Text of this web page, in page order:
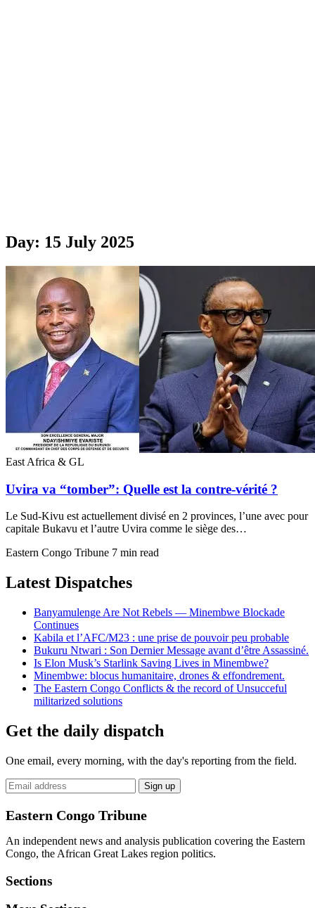
Day: 15 July 2025
East Africa & GL
Uvira va “tomber”: Quelle est la contre-vérité ?
Le Sud-Kivu est actuellement divisé en 2 provinces, l’une avec pour
capitale Bukavu et l’autre Uvira comme le siège des…
Eastern Congo Tribune 7 min read
Latest Dispatches
Banyamulenge Are Not Rebels — Minembwe Blockade
Continues
Kabila et l’AFC/M23 : une prise de pouvoir peu probable
Bukuru Ntwari : Son Dernier Message avant d’être Assassiné.
Is Elon Musk’s Starlink Saving Lives in Minembwe?
Minembwe: blocus humanitaire, drones & effondrement.
The Eastern Congo Conflicts & the record of Unsucceful
militarized solutions
Get the daily dispatch
One email, every morning, with the day's reporting from the field.
Email
address
Sign up
Eastern Congo Tribune
An independent news and analysis publication covering the Eastern
Congo, the African Great Lakes region politics.
Sections